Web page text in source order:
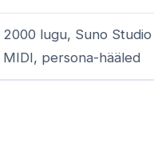
2000 lugu, Suno Studio
MIDI, persona-hääled